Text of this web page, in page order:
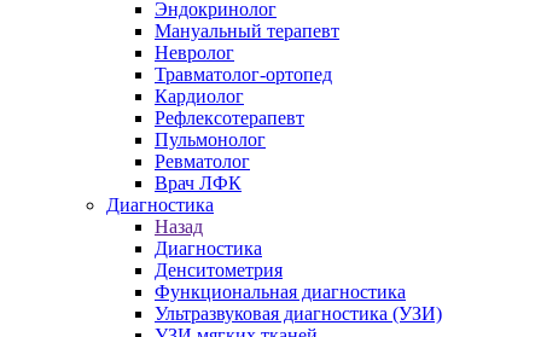
Эндокринолог
Мануальный терапевт
Невролог
Травматолог-ортопед
Кардиолог
Рефлексотерапевт
Пульмонолог
Ревматолог
Врач ЛФК
Диагностика
Назад
Диагностика
Денситометрия
Функциональная диагностика
Ультразвуковая диагностика (УЗИ)